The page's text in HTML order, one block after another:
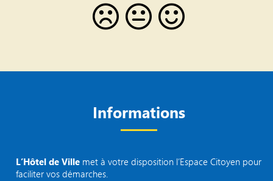
Informations
L’Hôtel de Ville met à votre disposition l’Espace Citoyen pour
faciliter vos démarches.